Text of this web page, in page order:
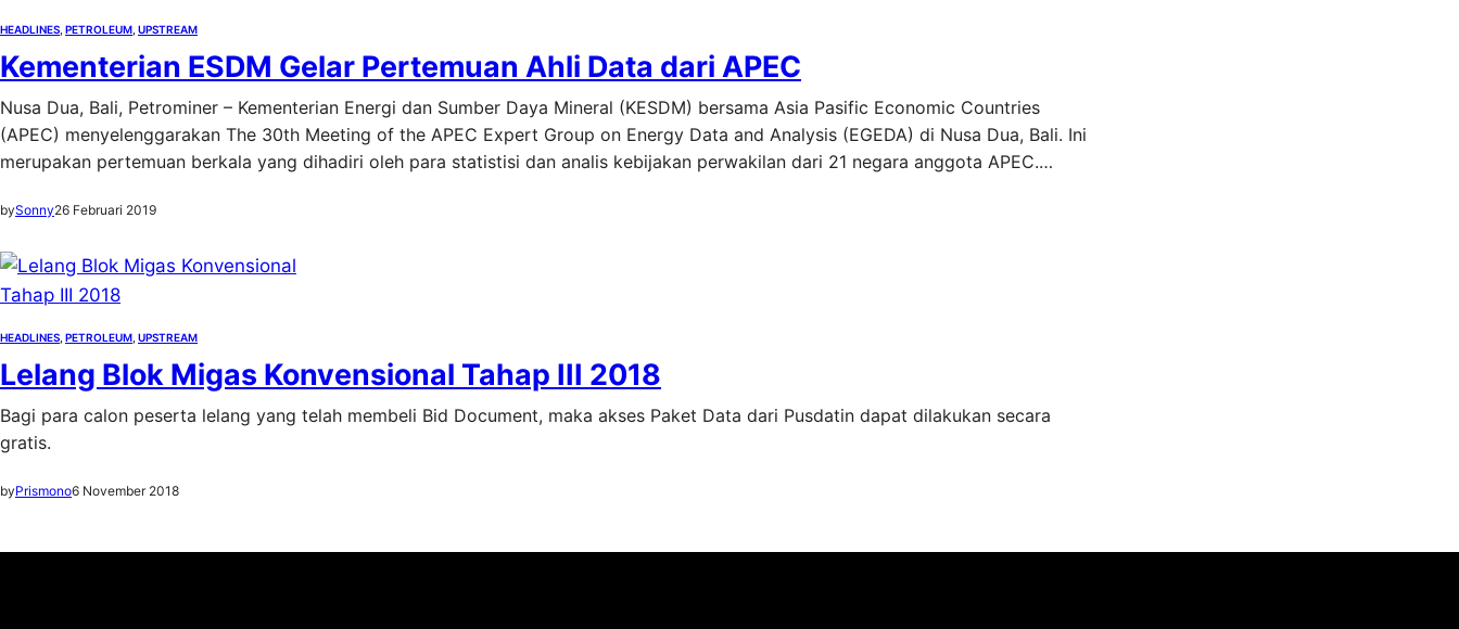
HEADLINES PETROLEUM UPSTREAM
Kementerian ESDM Gelar Pertemuan Ahli Data dari APEC
Nusa Dua, Bali, Petrominer – Kementerian Energi dan Sumber Daya Mineral (KESDM) bersama Asia Pasific Economic Countries
(APEC) menyelenggarakan The 30th Meeting of the APEC Expert Group on Energy Data and Analysis (EGEDA) di Nusa Dua, Bali. Ini
merupakan pertemuan berkala yang dihadiri oleh para statistisi dan analis kebijakan perwakilan dari 21 negara anggota APEC.…
bySonny26 Februari 2019
HEADLINES PETROLEUM UPSTREAM
Lelang Blok Migas Konvensional Tahap III 2018
Bagi para calon peserta lelang yang telah membeli Bid Document, maka akses Paket Data dari Pusdatin dapat dilakukan secara
gratis.
byPrismono6 November 2018